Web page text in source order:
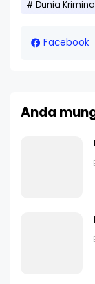
Dunia
Facebook
Anda